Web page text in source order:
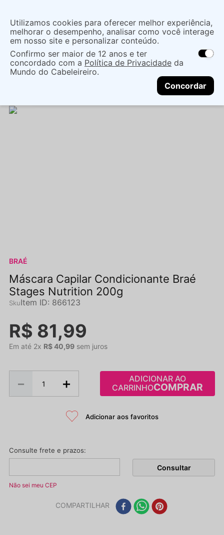
localização
As ofertas e opções de entrega variam de
acordo com a região.Não sei meu CEP
CONTINUAR
O que você procura?
Cabelo
Marcas De Salão
MÁSCARA CAPILAR
CONDICIONANTE BRAÉ STAGES NUTRITION 200G
BRAÉ
Máscara Capilar Condicionante Braé
Stages Nutrition 200g
Item ID: 866123
R$ 81,99
Em até 2x R$40,99 sem juros
＋
－
ADICIONAR AO
CARRINHO
Não sei meu CEP
COMPARTILHAR
Utilizamos cookies para oferecer melhor experiência,
melhorar o desempenho, analisar como você interage
em nosso site e personalizar conteúdo.
Confirmo ser maior de 12 anos e ter
concordado com a Política de Privacidade da
Mundo do Cabeleireiro.
Concordar